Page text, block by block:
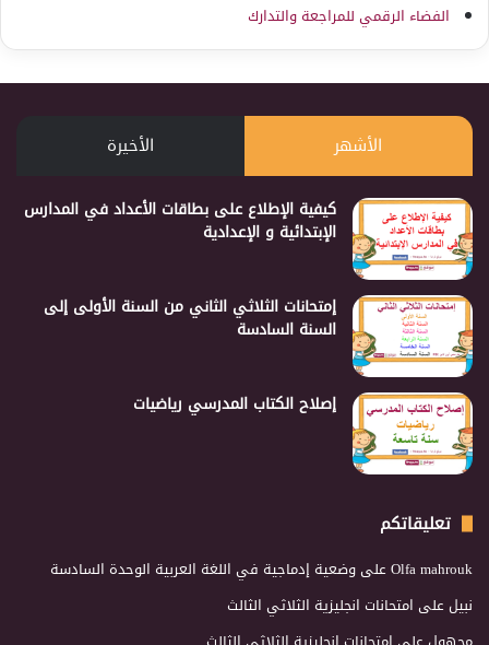
الفضاء الرقمي للمراجعة والتدارك
الأشهر الأخيرة
كيفية الإطلاع على بطاقات الأعداد في المدارس
الإبتدائية و الإعدادية
إمتحانات الثلاثي الثاني من السنة الأولى إلى
السنة السادسة
إصلاح الكتاب المدرسي رياضيات
تعليقاتكم
Olfa mahroukعلى وضعية إدماجية في اللغة العربية الوحدة السادسة
نبيلعلى امتحانات انجليزية الثلاثي الثالث